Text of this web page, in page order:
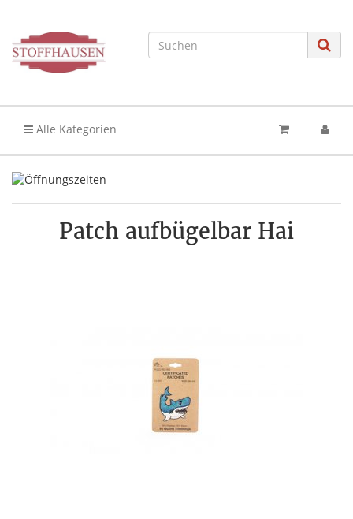
Alle Kategorien
Patch aufbügelbar Hai